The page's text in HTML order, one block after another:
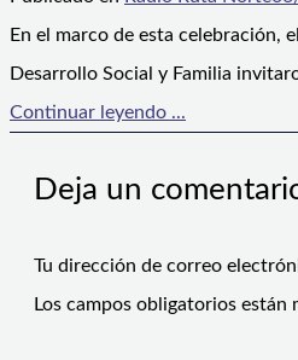
En el marco de esta celebración,
Desarrollo Social y Familia
Continuar leyendo ...
Deja un
Tu dirección de correo
Los campos obligatorios están